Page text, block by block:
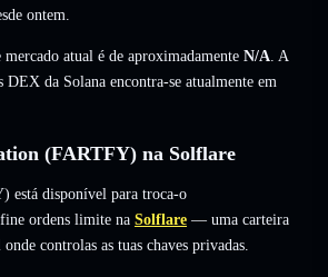
ontem.
atual é de aproximadamente N/A. A
da Solana encontra-se atualmente em
(FARTFY) na Solflare
está disponível para troca-o
ordens limite na Solflare — uma carteira
controlas as tuas chaves privadas.